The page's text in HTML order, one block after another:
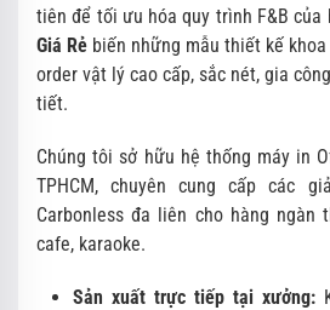
tiên để tối ưu hóa quy trình F&B của
Giá Rẻ biến những mẫu thiết kế
order vật lý cao cấp, sắc nét, gia
tiết.
Chúng tôi sở hữu hệ thống máy in
TPHCM, chuyên cung cấp các
Carbonless đa liên cho hàng ngàn
cafe, karaoke.
Sản xuất trực tiếp tại xưởng: